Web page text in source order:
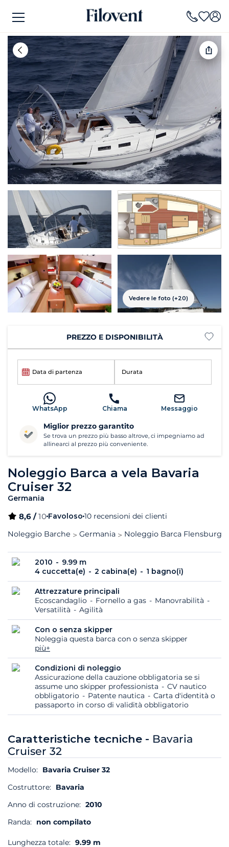
Vedere le foto (+20)
Noleggio Barca a vela Bavaria
Cruiser 32
Germania
8,6 /10 Favoloso 10 recensioni dei clienti
Noleggio Barche
Germania Noleggio Barca Flensburgo
2010
9.99 m
4 cuccetta(e)
2 cabina(e) 1 bagno(i)
Attrezzature principali
Ecoscandaglio
Fornello a gas
Manovrabilità
Versatilità
Agilità
Con o senza skipper
Noleggia questa barca con o senza skipper
più+
Condizioni di noleggio
Assicurazione della cauzione obbligatoria se si
assume uno skipper professionista
CV nautico
obbligatorio
Patente nautica
Carta d'identità o
passaporto in corso di validità obbligatorio
Caratteristiche tecniche - Bavaria
Cruiser 32
Modello: Bavaria Cruiser 32
Costruttore: Bavaria
Anno di costruzione: 2010
Randa: non compilato
Lunghezza totale: 9.99 m
PREZZO E DISPONIBILITÀ
Data di partenza Durata
WhatsApp Chiama Messaggio
Miglior prezzo garantito
Se trova un prezzo più basso altrove, ci impegniamo ad
allinearci al prezzo più conveniente.